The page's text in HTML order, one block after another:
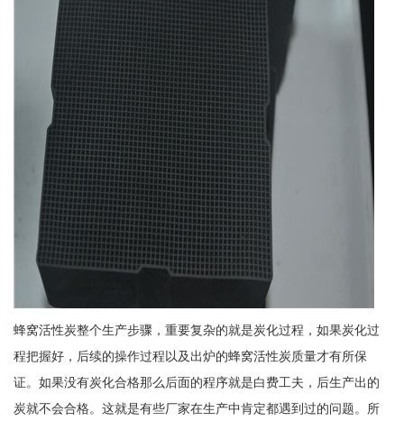
蜂窝活性炭整个生产步骤，重要复杂的就是炭化过程，如果炭化过
程把握好，后续的操作过程以及出炉的蜂窝活性炭质量才有所保
证。如果没有炭化合格那么后面的程序就是白费工夫，后生产出的
炭就不会合格。这就是有些厂家在生产中肯定都遇到过的问题。所